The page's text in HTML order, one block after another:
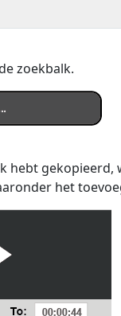
zoekbalk.
hebt
het